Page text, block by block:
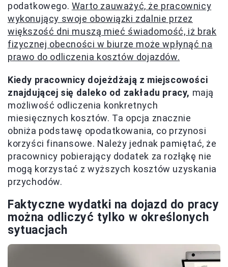
podatkowego. Warto zauważyć, że pracownicy
wykonujący swoje obowiązki zdalnie przez
większość dni muszą mieć świadomość, iż brak
fizycznej obecności w biurze może wpłynąć na
prawo do odliczenia kosztów dojazdów.
Kiedy pracownicy dojeżdżają z miejscowości
znajdującej się daleko od zakładu pracy, mają
możliwość odliczenia konkretnych
miesięcznych kosztów. Ta opcja znacznie
obniża podstawę opodatkowania, co przynosi
korzyści finansowe. Należy jednak pamiętać, że
pracownicy pobierający dodatek za rozłąkę nie
mogą korzystać z wyższych kosztów uzyskania
przychodów.
Faktyczne wydatki na dojazd do pracy
można odliczyć tylko w określonych
sytuacjach